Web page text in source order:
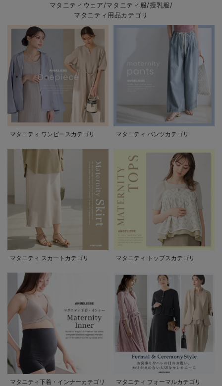
マタニティウェア/マタニティ服/授乳服/
マタニティ用品カテゴリ
マタニティ ワンピースカテゴリ マタニティ パンツカテゴリ
マタニティ スカートカテゴリ マタニティ トップスカテゴリ
マタニティ下着・インナーカテゴリ マタニティ フォーマルカテゴリ